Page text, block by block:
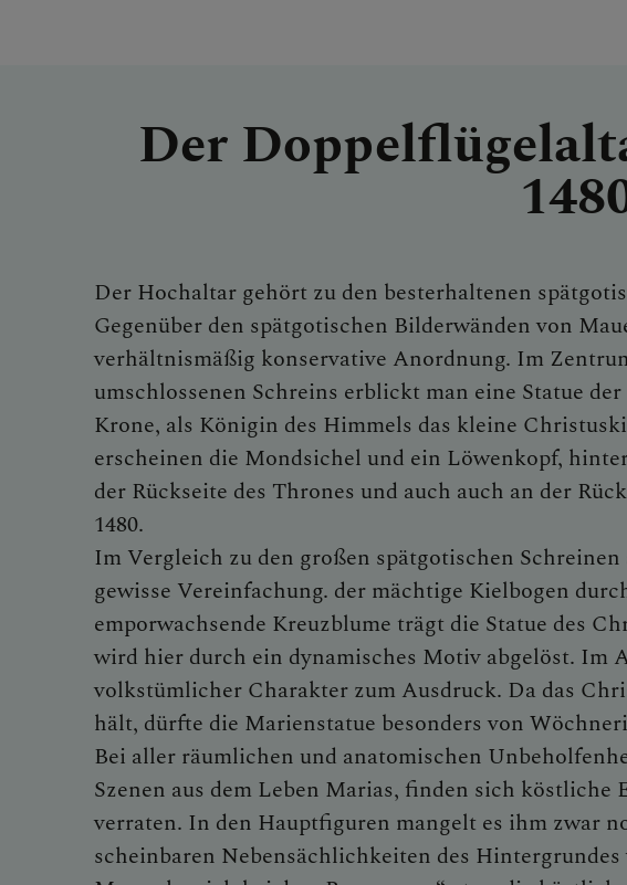
Der
Der Hochaltar gehört zu den besterhaltenen
Gegenüber den spätgotischen Bilderwänden von
verhältnismäßig konservative Anordnung. Im
umschlossenen Schreins erblickt man eine Statue
Krone, als Königin des Himmels das kleine
erscheinen die Mondsichel und ein Löwenkopf,
der Rückseite des Thrones und auch auch an der
1480.
Im Vergleich zu den großen spätgotischen
gewisse Vereinfachung. der mächtige Kielbogen
emporwachsende Kreuzblume trägt die Statue des
wird hier durch ein dynamisches Motiv abgelöst. Im
volkstümlicher Charakter zum Ausdruck. Da das
hält, dürfte die Marienstatue besonders von
Bei aller räumlichen und anatomischen
Szenen aus dem Leben Marias, finden sich
verraten. In den Hauptfiguren mangelt es ihm zwar
scheinbaren Nebensächlichkeiten des